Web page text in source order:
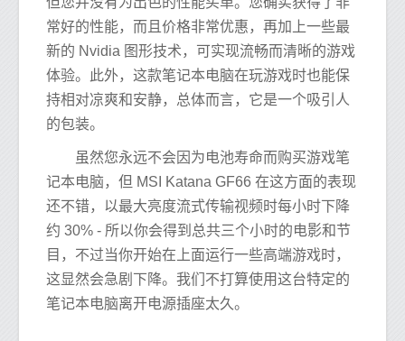
常好的性能，而且价格非常优惠，再加上一些最
新的 Nvidia 图形技术，可实现流畅而清晰的游戏
体验。此外，这款笔记本电脑在玩游戏时也能保
持相对凉爽和安静，总体而言，它是一个吸引人
的包装。
虽然您永远不会因为电池寿命而购买游戏笔
记本电脑，但 MSI Katana GF66 在这方面的表现
还不错，以最大亮度流式传输视频时每小时下降
约 30% - 所以你会得到总共三个小时的电影和节
目，不过当你开始在上面运行一些高端游戏时，
这显然会急剧下降。我们不打算使用这台特定的
笔记本电脑离开电源插座太久。